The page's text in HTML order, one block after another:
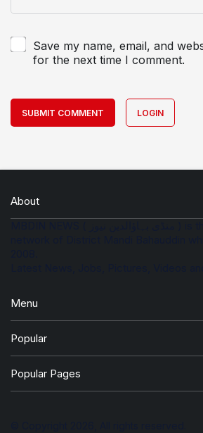
Save my name, email, and
for the next time I comment.
SUBMIT COMMENT LOGIN
About
Menu
Popular
Popular Pages